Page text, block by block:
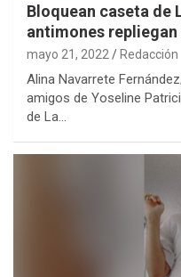
Bloquean caseta de
antimones
mayo 21, 2022 Redacción
Alina Navarrete
amigos de Yoseline
de La…